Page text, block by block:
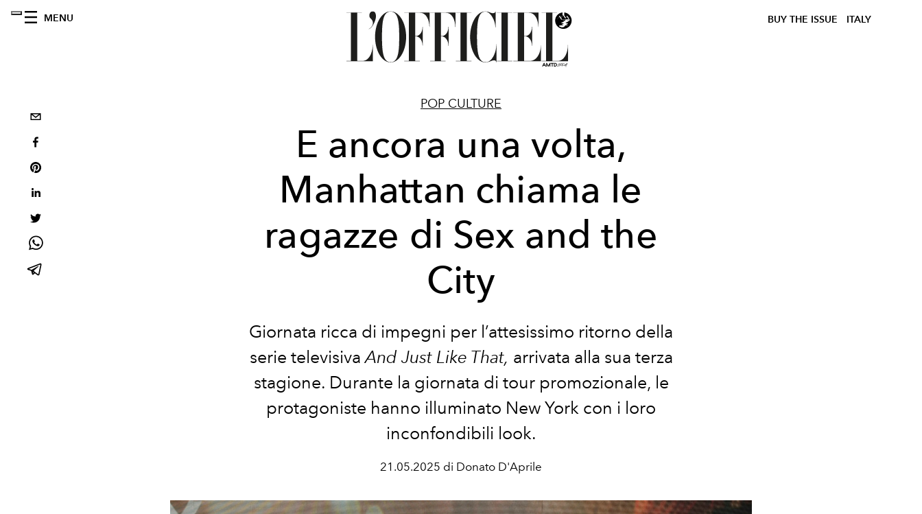
MENU BUY THE ISSUE ITALY
POP CULTURE
E ancora una volta,
Manhattan chiama le
ragazze di Sex and the
City
Giornata ricca di impegni per l’attesissimo ritorno della
serie televisivaAnd Just Like That, arrivata alla sua terza
stagione. Durante la giornata di tour promozionale, le
protagoniste hanno illuminato New York con i loro
inconfondibili look.
21.05.2025 di Donato D'Aprile